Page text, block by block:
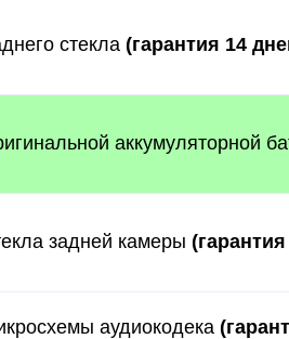
стекла (гарантия 14
аккумуляторной
задней камеры
аудиокодека